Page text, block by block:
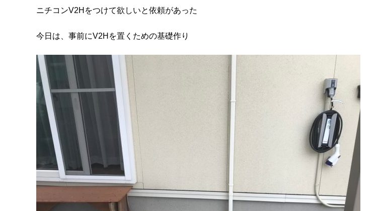
ニチコンV2Hをつけて欲しいと依頼があった
今日は、事前にV2Hを置くための基礎作り